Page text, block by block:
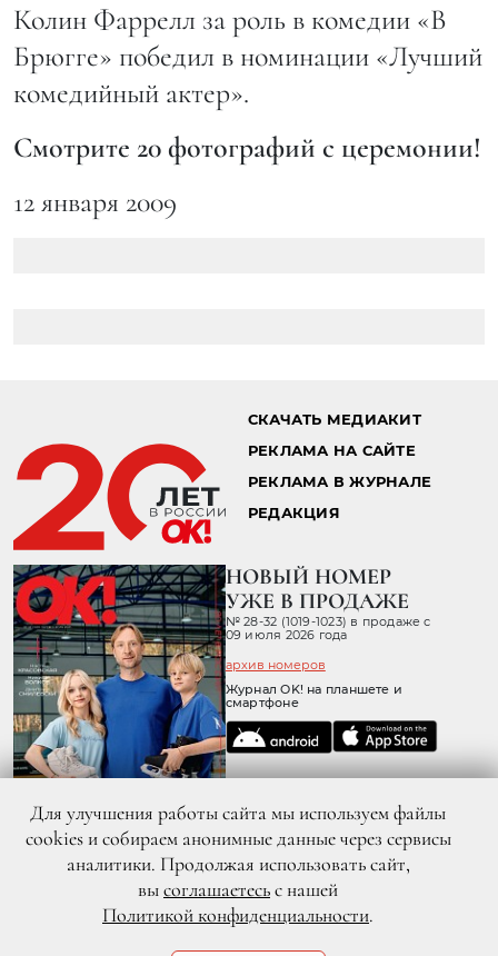
Колин Фаррелл за роль в комедии «В
Брюгге» победил в номинации «Лучший
комедийный актер».
Смотрите 20 фотографий с церемонии!
12 января 2009
СКАЧАТЬ МЕДИАКИТ
РЕКЛАМА НА САЙТЕ
РЕКЛАМА В ЖУРНАЛЕ
РЕДАКЦИЯ
НОВЫЙ НОМЕР
УЖЕ В ПРОДАЖЕ
№ 28-32 (1019-1023) в продаже с
09 июля 2026 года
архив номеров
Журнал OK! на планшете и
смартфоне
© 2026 ООО «ХИТ ТВ» Все права защищены. 16+
Для улучшения работы сайта мы используем файлы
cookies и собираем анонимные данные через сервисы
аналитики. Продолжая использовать сайт,
высоглашаетесьс нашей
Политикой конфиденциальности.